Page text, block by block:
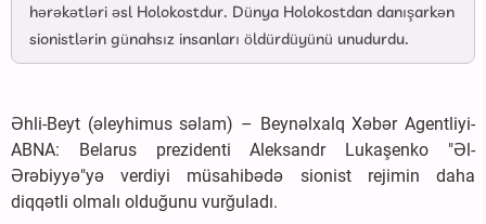
hərəkətləri əsl Holokostdur. Dünya Holokostdan danışarkən
sionistlərin günahsız insanları öldürdüyünü unudurdu.
Əhli-Beyt (əleyhimus səlam) – Beynəlxalq Xəbər Agentliyi-
ABNA: Belarus prezidenti Aleksandr Lukaşenko "Əl-
Ərəbiyyə"yə verdiyi müsahibədə sionist rejimin daha
diqqətli olmalı olduğunu vurğuladı.